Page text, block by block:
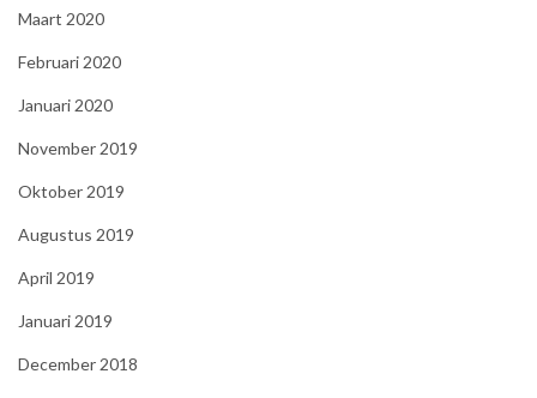
Maart 2020
Februari 2020
Januari 2020
November 2019
Oktober 2019
Augustus 2019
April 2019
Januari 2019
December 2018